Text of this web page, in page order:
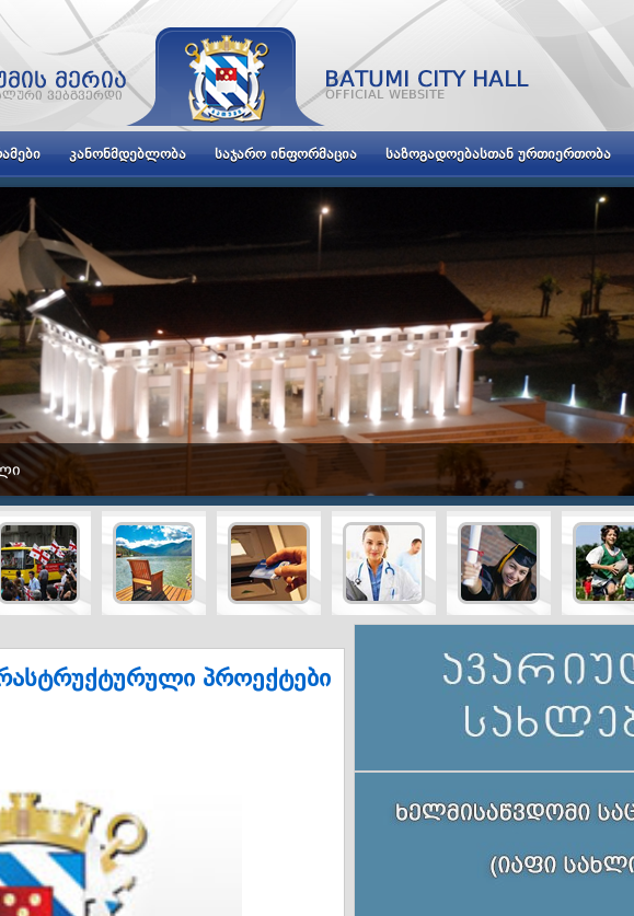
ᲙᲐᲜᲝᲜᲛᲓᲔᲑᲚᲝᲑᲐ ᲡᲐᲯᲐᲠᲝ ᲘᲜᲤᲝᲠᲛᲐᲪᲘᲐ ᲡᲐᲖᲝᲒᲐᲓᲝᲔᲑᲐᲡᲗᲐᲜ ᲣᲠᲗᲘᲔᲠᲗᲝᲑᲐ
ტრანსპორტი
ტურისტული
სააგენტოები
ბანკები
სამედიცინო
მომსახურება
განათლება
პროექტები